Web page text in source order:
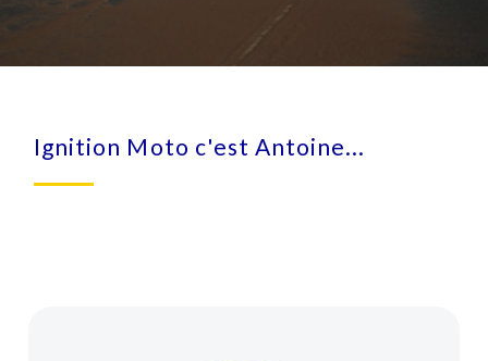
Ignition Moto c'est Antoine...